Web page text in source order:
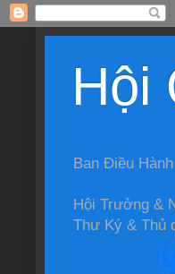
Hội
Ban Điều Hành
Hội Trưởng &
Thư Ký & Thủ